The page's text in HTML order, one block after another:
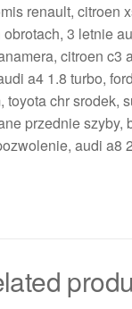
renault, citroen
3 letnie
citroen c3
a4 1.8 turbo,
toyota chr srodek,
przednie szyby,
audi a8